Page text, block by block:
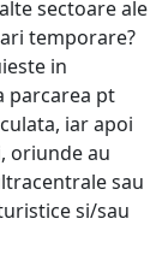
sectoare ale
temporare?
in
parcarea pt
iar apoi
oriunde au
sau
si/sau